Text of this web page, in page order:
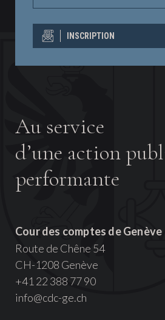
INSCRIPTION
Au service
d’une action
performante
Cour des comptes de Genève
Route de Chêne 54
CH-1208 Genève
+41 22 388 77 90
info@cdc-ge.ch